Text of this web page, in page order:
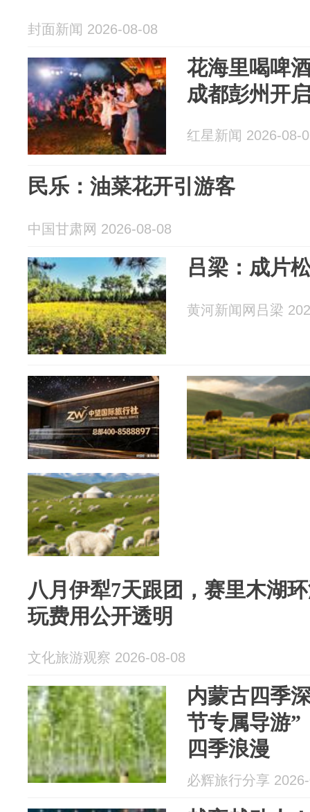
封面新闻 2026-08-08
花海里喝啤
成都彭州开
红星新闻 2026-08-
民乐：油菜花开引游客
中国甘肃网 2026-08-08
吕梁：成片
黄河新闻网吕梁
八月伊犁7天跟团，赛里木湖
玩费用公开透明
文化旅游观察 2026-08-08
内蒙古四季
节专属导游”
四季浪漫
必辉旅行分享